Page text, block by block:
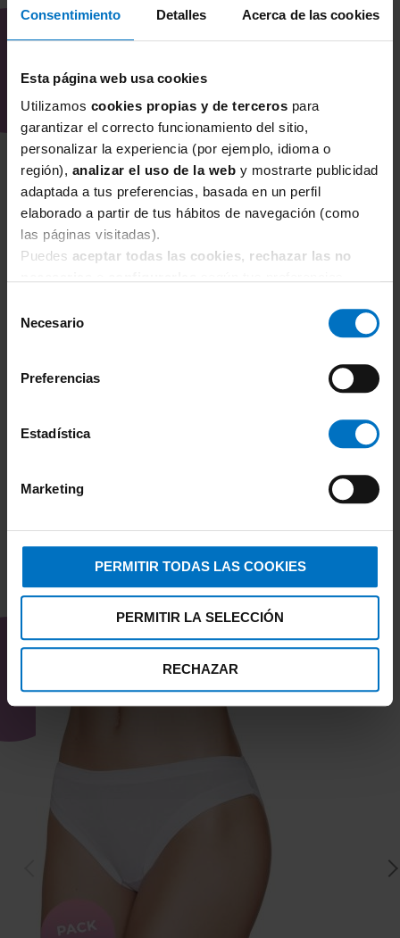
Consentimiento Detalles Acerca de las cookies
Esta página web usa cookies
Utilizamos cookies propias y de terceros para
garantizar el correcto funcionamiento del sitio,
personalizar la experiencia (por ejemplo, idioma o
región), analizar el uso de la web y mostrarte publicidad
adaptada a tus preferencias, basada en un perfil
elaborado a partir de tus hábitos de navegación (como
las páginas visitadas).
Puedes aceptar todas las cookies, rechazar las no
Necesario
Preferencias
Estadística
Marketing
PERMITIR TODAS LAS COOKIES
PERMITIR LA SELECCIÓN
RECHAZAR
Sujetador PrimaDonna Sophora con aros 0163180/81
105,00 €
TAMBIÉN TE PUEDE
INTERESAR